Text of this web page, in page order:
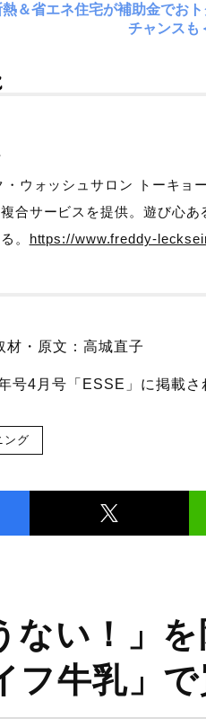
＆省エネ住宅が補助金でお
チャンスも
・ウォッシュサロン トーキョ
合サービスを提供。遊び心
。 https://www.freddy-
材・原文：高城直子
号4月号「ESSE」に掲載さ
ング
ない！」
フ牛乳」